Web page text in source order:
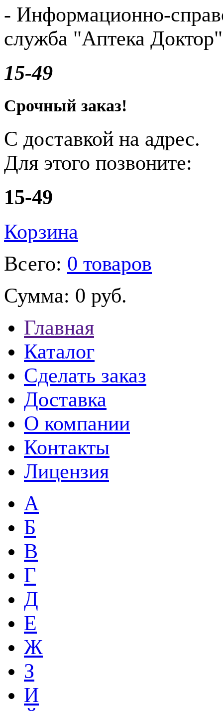
- Информационно-
служба "Аптека
15-49
Срочный заказ!
С доставкой на адрес.
Для этого позвоните:
15-49
Корзина
Всего: 0 товаров
Сумма: 0 руб.
Главная
Каталог
Сделать заказ
Доставка
О компании
Контакты
Лицензия
А
Б
В
Г
Д
Е
Ж
З
И